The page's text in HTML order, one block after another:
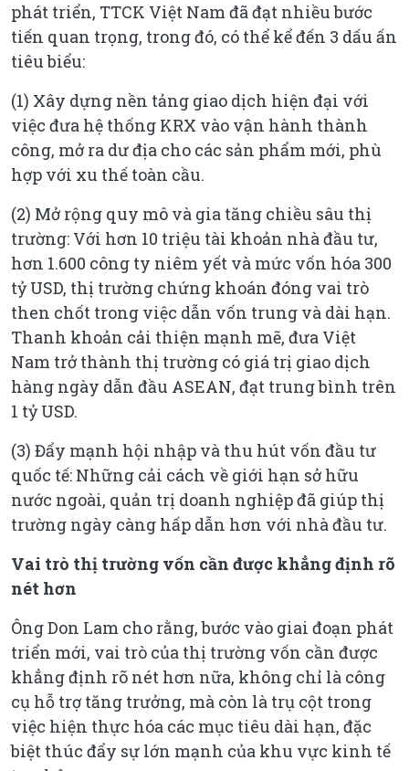
phát triển, TTCK Việt Nam đã đạt nhiều bước
tiến quan trọng, trong đó, có thể kể đến 3 dấu ấn
tiêu biểu:
(1) Xây dựng nền tảng giao dịch hiện đại với
việc đưa hệ thống KRX vào vận hành thành
công, mở ra dư địa cho các sản phẩm mới, phù
hợp với xu thế toàn cầu.
(2) Mở rộng quy mô và gia tăng chiều sâu thị
trường: Với hơn 10 triệu tài khoản nhà đầu tư,
hơn 1.600 công ty niêm yết và mức vốn hóa 300
tỷ USD, thị trường chứng khoán đóng vai trò
then chốt trong việc dẫn vốn trung và dài hạn.
Thanh khoản cải thiện mạnh mẽ, đưa Việt
Nam trở thành thị trường có giá trị giao dịch
hàng ngày dẫn đầu ASEAN, đạt trung bình trên
1 tỷ USD.
(3) Đẩy mạnh hội nhập và thu hút vốn đầu tư
quốc tế: Những cải cách về giới hạn sở hữu
nước ngoài, quản trị doanh nghiệp đã giúp thị
trường ngày càng hấp dẫn hơn với nhà đầu tư.
Vai trò thị trường vốn cần được khẳng định rõ
nét hơn
Ông Don Lam cho rằng, bước vào giai đoạn phát
triển mới, vai trò của thị trường vốn cần được
khẳng định rõ nét hơn nữa, không chỉ là công
cụ hỗ trợ tăng trưởng, mà còn là trụ cột trong
việc hiện thực hóa các mục tiêu dài hạn, đặc
biệt thúc đẩy sự lớn mạnh của khu vực kinh tế